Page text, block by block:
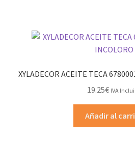
XYLADECOR ACEITE TECA
19.25€ IVA
Añadir al